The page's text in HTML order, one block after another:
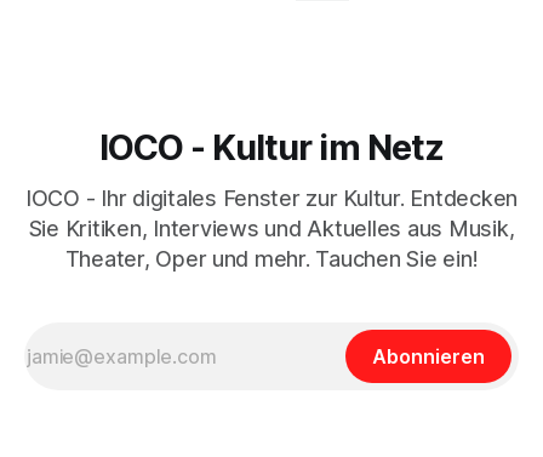
IOCO - Kultur im Netz
IOCO - Ihr digitales Fenster zur Kultur. Entdecken
Sie Kritiken, Interviews und Aktuelles aus Musik,
Theater, Oper und mehr. Tauchen Sie ein!
Abonnieren